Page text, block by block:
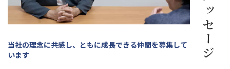
当社の理念に共感し、ともに成長できる仲間を募集して
います